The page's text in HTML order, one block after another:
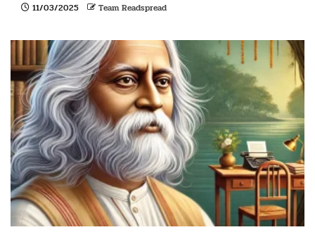
11/03/2025 Team Readspread